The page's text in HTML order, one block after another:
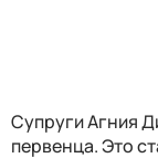
Супруги Агния
первенца. Это